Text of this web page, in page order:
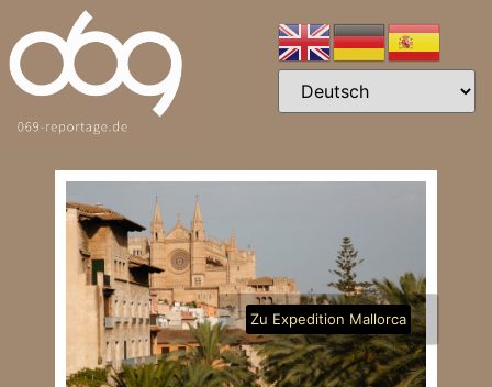
Zu Expedition Mallorca